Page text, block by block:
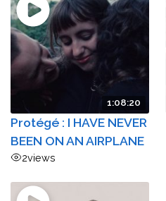
1:08:20
Protégé : I HAVE NEVER
BEEN ON AN AIRPLANE
2views